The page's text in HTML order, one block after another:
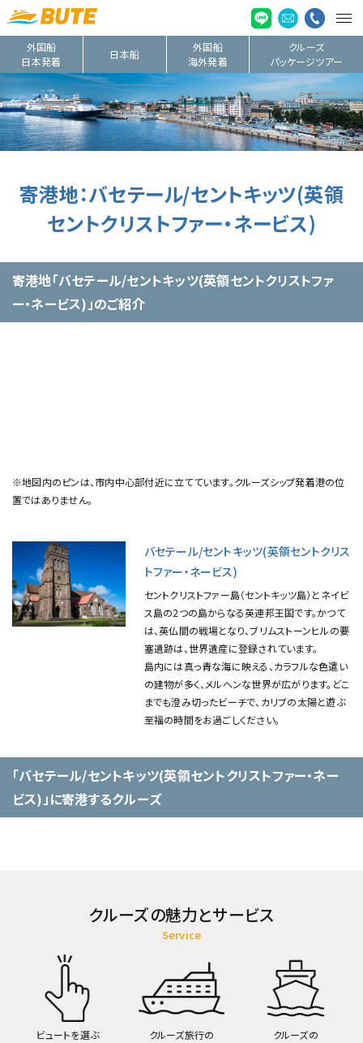
外国船
日本発着
日本船
外国船
海外発着
クルーズ
パッケージツアー
寄港地：バセテール/セントキッツ(英領
セントクリストファー・ネービス)
寄港地「バセテール/セントキッツ(英領セントクリストファ
ー・ネービス)」のご紹介
※地図内のピンは、市内中心部付近に立てています。クルーズシップ発着港の位
置ではありません。
バセテール/セントキッツ(英領セントクリス
トファー・ネービス)
セントクリストファー島（セントキッツ島）とネイビ
ス島の2つの島からなる英連邦王国です。かつて
は、英仏間の戦場となり、ブリムストーンヒルの要
塞遺跡は、世界遺産に登録されています。
島内には真っ青な海に映える、カラフルな色遣い
の建物が多く、メルヘンな世界が広がります。どこ
までも澄み切ったビーチで、カリブの太陽と遊ぶ
至福の時間をお過ごしください。
「バセテール/セントキッツ(英領セントクリストファー・ネー
ビス)」に寄港するクルーズ
クルーズの魅力とサービス
Service
ビュートを選ぶ
クルーズ旅行の
クルーズの